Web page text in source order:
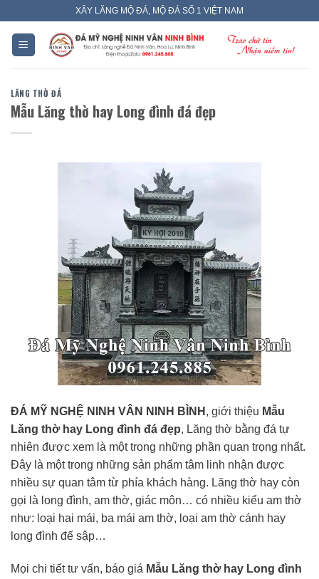
content
XÂY LĂNG MỘ ĐÁ, MỘ ĐÁ SỐ 1 VIỆT NAM
LĂNG THỜ ĐÁ
Mẫu Lăng thờ hay Long đình đá đẹp
ĐÁ MỸ NGHỆ NINH VÂN NINH BÌNH , giới thiệu Mẫu
Lăng thờ hay Long đình đá đẹp, Lăng thờ bằng đá tự
nhiên được xem là một trong những phần quan trọng nhất.
Đây là một trong những sản phẩm tâm linh nhận được
nhiều sự quan tâm từ phía khách hàng. Lăng thờ hay còn
gọi là long đình, am thờ, giác môn… có nhiều kiểu am thờ
như: loại hai mái, ba mái am thờ, loại am thờ cánh hay
long đình đế sập…
Mọi chi tiết tư vấn, báo giá Mẫu Lăng thờ hay Long đình